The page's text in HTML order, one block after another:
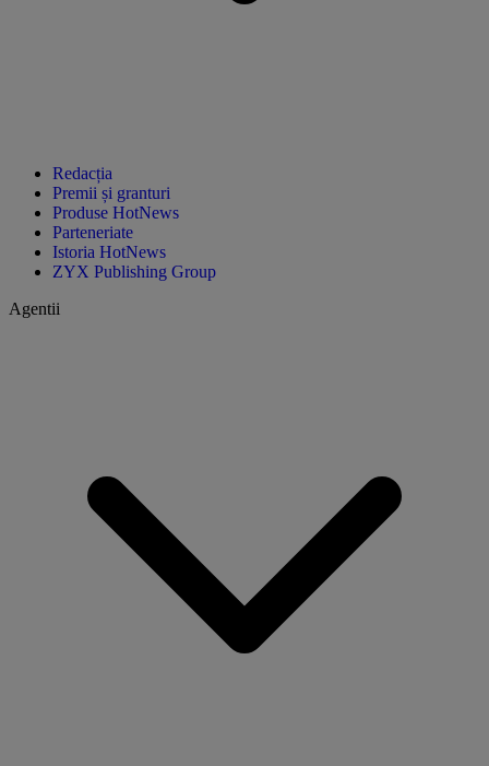
Redacția
Premii și granturi
Produse HotNews
Parteneriate
Istoria HotNews
ZYX Publishing Group
Agentii